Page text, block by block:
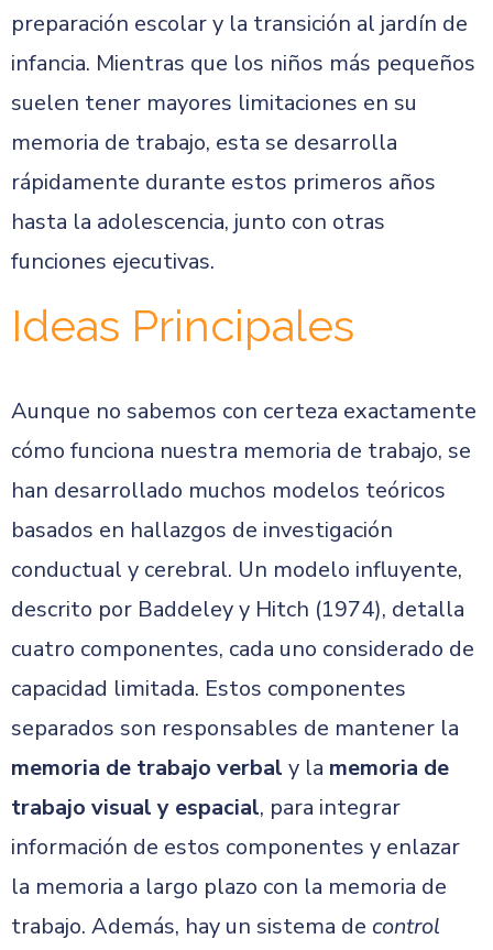
preparación escolar y la transición al jardín de
infancia. Mientras que los niños más pequeños
suelen tener mayores limitaciones en su
memoria de trabajo, esta se desarrolla
rápidamente durante estos primeros años
hasta la adolescencia, junto con otras
funciones ejecutivas.
Ideas Principales
Aunque no sabemos con certeza exactamente
cómo funciona nuestra memoria de trabajo, se
han desarrollado muchos modelos teóricos
basados en hallazgos de investigación
conductual y cerebral. Un modelo influyente,
descrito por Baddeley y Hitch (1974), detalla
cuatro componentes, cada uno considerado de
capacidad limitada. Estos componentes
separados son responsables de mantener la
memoria de trabajo verbal y la memoria de
trabajo visual y espacial, para integrar
información de estos componentes y enlazar
la memoria a largo plazo con la memoria de
trabajo. Además, hay un sistema de control